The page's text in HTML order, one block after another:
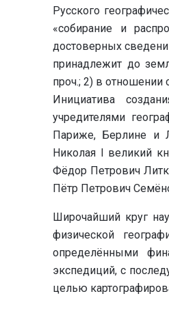
Русского
«собирание и
достоверных
принадлежит до
проч.; 2) в отношении
Инициатива
учредителями
Париже, Берлине и
Николая I великий
Фёдор Петрович
Пётр Петрович
Широчайший круг
физической
определёнными
экспедиций, с
целью